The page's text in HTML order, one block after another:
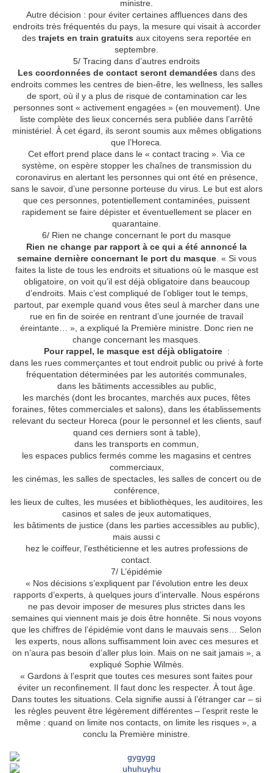
ministre.
Autre décision : pour éviter certaines affluences dans des
endroits très fréquentés du pays, la mesure qui visait à accorder
des trajets en train gratuits aux citoyens sera reportée en
septembre.
5/ Tracing dans d’autres endroits
Les coordonnées de contact seront demandées dans des
endroits commes les centres de bien-être, les wellness, les salles
de sport, où il y a plus de risque de contamination car les
personnes sont « activement engagées » (en mouvement). Une
liste complète des lieux concernés sera publiée dans l’arrêté
ministériel. À cet égard, ils seront soumis aux mêmes obligations
que l’Horeca.
Cet effort prend place dans le « contact tracing ». Via ce
système, on espère stopper les chaînes de transmission du
coronavirus en alertant les personnes qui ont été en présence,
sans le savoir, d’une personne porteuse du virus. Le but est alors
que ces personnes, potentiellement contaminées, puissent
rapidement se faire dépister et éventuellement se placer en
quarantaine.
6/ Rien ne change concernant le port du masque
Rien ne change par rapport à ce qui a été annoncé la
semaine dernière concernant le port du masque. « Si vous
faites la liste de tous les endroits et situations où le masque est
obligatoire, on voit qu’il est déjà obligatoire dans beaucoup
d’endroits. Mais c’est compliqué de l’obliger tout le temps,
partout, par exemple quand vous êtes seul à marcher dans une
rue en fin de soirée en rentrant d’une journée de travail
éreintante… », a expliqué la Première ministre. Donc rien ne
change concernant les masques.
Pour rappel, le masque est déjà obligatoire :
dans les rues commerçantes et tout endroit public ou privé à forte
fréquentation déterminées par les autorités communales,
dans les bâtiments accessibles au public,
les marchés (dont les brocantes, marchés aux puces, fêtes
foraines, fêtes commerciales et salons), dans les établissements
relevant du secteur Horeca (pour le personnel et les clients, sauf
quand ces derniers sont à table),
dans les transports en commun,
les espaces publics fermés comme les magasins et centres
commerciaux,
les cinémas, les salles de spectacles, les salles de concert ou de
conférence,
les lieux de cultes, les musées et bibliothèques, les auditoires, les
casinos et sales de jeux automatiques,
les bâtiments de justice (dans les parties accessibles au public),
mais aussi c
hez le coiffeur, l’esthéticienne et les autres professions de
contact.
7/ L’épidémie
« Nos décisions s’expliquent par l’évolution entre les deux
rapports d’experts, à quelques jours d’intervalle. Nous espérons
ne pas devoir imposer de mesures plus strictes dans les
semaines qui viennent mais je dois être honnête. Si nous voyons
que les chiffres de l’épidémie vont dans le mauvais sens… Selon
les experts, nous allons suffisamment loin avec ces mesures et
on n’aura pas besoin d’aller plus loin. Mais on ne sait jamais », a
expliqué Sophie Wilmès.
« Gardons à l’esprit que toutes ces mesures sont faites pour
éviter un reconfinement. Il faut donc les respecter. À tout âge.
Dans toutes les situations. Cela signifie aussi à l’étranger car – si
les règles peuvent être légèrement différentes – l’esprit reste le
même : quand on limite nos contacts, on limite les risques », a
conclu la Première ministre.